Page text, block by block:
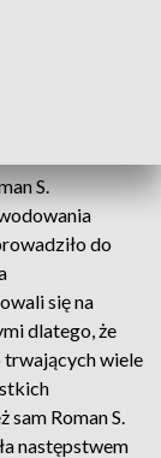
S.
do
się na
dlatego, że
trwających wiele
Roman S.
następstwem